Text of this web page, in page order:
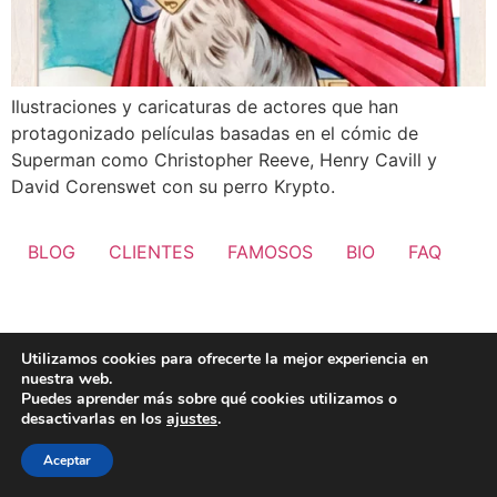
Ilustraciones y caricaturas de actores que han
protagonizado películas basadas en el cómic de
Superman como Christopher Reeve, Henry Cavill y
David Corenswet con su perro Krypto.
BLOG CLIENTES FAMOSOS BIO FAQ
Utilizamos cookies para ofrecerte la mejor experiencia en
nuestra web.
Puedes aprender más sobre qué cookies utilizamos o
desactivarlas en los ajustes.
Aceptar